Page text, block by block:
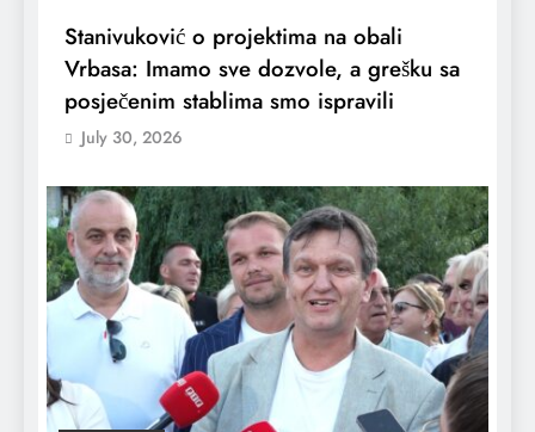
Stanivuković o projektima na obali
Vrbasa: Imamo sve dozvole, a grešku sa
posječenim stablima smo ispravili
July 30, 2026